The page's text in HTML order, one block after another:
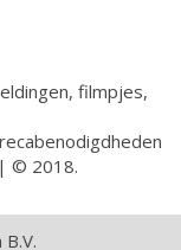
filmpjes,
© 2018.